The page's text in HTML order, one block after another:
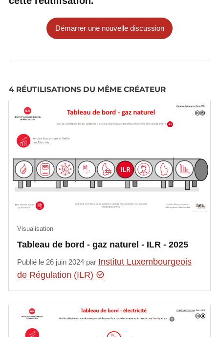
Démarrer une nouvelle discussion
4 RÉUTILISATIONS DU MÊME CRÉATEUR
Tableau de bord - gaz naturel - ILR - 2025
Visualisation
Publié le 26 juin 2024 par Institut Luxembourgeois
de Régulation (ILR)